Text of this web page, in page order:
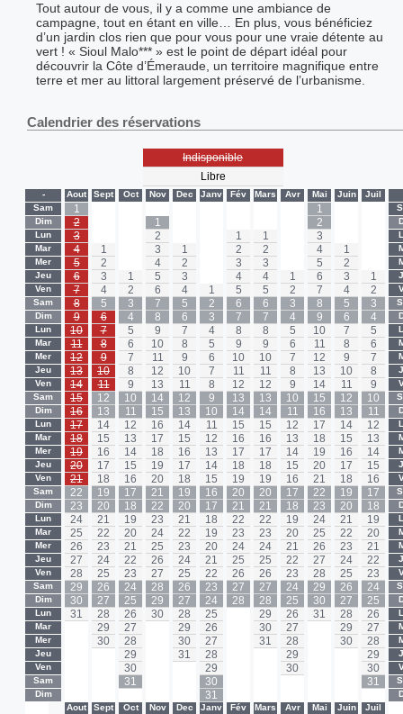
Tout autour de vous, il y a comme une ambiance de
campagne, tout en étant en ville… En plus, vous bénéficiez
d’un jardin clos rien que pour vous pour une vraie détente au
vert ! « Sioul Malo*** » est le point de départ idéal pour
découvrir la Côte d’Émeraude, un territoire magnifique entre
terre et mer au littoral largement préservé de l’urbanisme.
Calendrier des réservations
Indisponible
Libre
-
Sam
Dim
Lun
Mar
Mer
Jeu
Ven
Sam
Dim
Lun
Mar
Mer
Jeu
Ven
Sam
Dim
Lun
Mar
Mer
Jeu
Ven
Sam
Dim
Lun
Mar
Mer
Jeu
Ven
Sam
Dim
Lun
Mar
Mer
Jeu
Ven
Sam
Dim
Aout
1
2
3
4
5
6
7
8
9
10
11
12
13
14
15
16
17
18
19
20
21
22
23
24
25
26
27
28
29
30
31
Aout
Sept
1
2
3
4
5
6
7
8
9
10
11
12
13
14
15
16
17
18
19
20
21
22
23
24
25
26
27
28
29
30
Sept
Oct
1
2
3
4
5
6
7
8
9
10
11
12
13
14
15
16
17
18
19
20
21
22
23
24
25
26
27
28
29
30
31
Oct
Nov
1
2
3
4
5
6
7
8
9
10
11
12
13
14
15
16
17
18
19
20
21
22
23
24
25
26
27
28
29
30
Nov
Dec
1
2
3
4
5
6
7
8
9
10
11
12
13
14
15
16
17
18
19
20
21
22
23
24
25
26
27
28
29
30
31
Dec
Janv
1
2
3
4
5
6
7
8
9
10
11
12
13
14
15
16
17
18
19
20
21
22
23
24
25
26
27
28
29
30
31
Janv
Fév
1
2
3
4
5
6
7
8
9
10
11
12
13
14
15
16
17
18
19
20
21
22
23
24
25
26
27
28
Fév
Mars
1
2
3
4
5
6
7
8
9
10
11
12
13
14
15
16
17
18
19
20
21
22
23
24
25
26
27
28
29
30
31
Mars
Avr
1
2
3
4
5
6
7
8
9
10
11
12
13
14
15
16
17
18
19
20
21
22
23
24
25
26
27
28
29
30
Avr
Mai
1
2
3
4
5
6
7
8
9
10
11
12
13
14
15
16
17
18
19
20
21
22
23
24
25
26
27
28
29
30
31
Mai
Juin
1
2
3
4
5
6
7
8
9
10
11
12
13
14
15
16
17
18
19
20
21
22
23
24
25
26
27
28
29
30
Juin
Juil
1
2
3
4
5
6
7
8
9
10
11
12
13
14
15
16
17
18
19
20
21
22
23
24
25
26
27
28
29
30
31
Juil